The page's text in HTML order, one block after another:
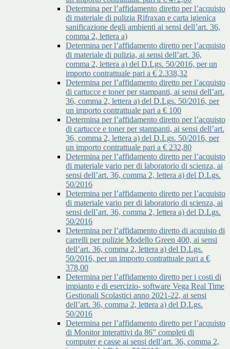
Determina per l’affidamento diretto per l’acquisto
di materiale di pulizia Rifraxan e carta igienica
sanificazione degli ambienti ai sensi dell’art. 36,
comma 2, lettera a)
Determina per l’affidamento diretto per l’acquisto
di materiale di pulizia, ai sensi dell’art. 36,
comma 2, lettera a) del D.Lgs. 50/2016, per un
importo contrattuale pari a € 2.338,32
Determina per l’affidamento diretto per l’acquisto
di cartucce e toner per stampanti, ai sensi dell’art.
36, comma 2, lettera a) del D.Lgs. 50/2016, per
un importo contrattuale pari a € 100
Determina per l’affidamento diretto per l’acquisto
di cartucce e toner per stampanti, ai sensi dell’art.
36, comma 2, lettera a) del D.Lgs. 50/2016, per
un importo contrattuale pari a € 232,80
Determina per l’affidamento diretto per l’acquisto
di materiale vario per di laboratorio di scienza, ai
sensi dell’art. 36, comma 2, lettera a) del D.Lgs.
50/2016
Determina per l’affidamento diretto per l’acquisto
di materiale vario per di laboratorio di scienza, ai
sensi dell’art. 36, comma 2, lettera a) del D.Lgs.
50/2016
Determina per l’affidamento diretto di acquisto di
carrelli per pulizie Modello Green 400, ai sensi
dell’art. 36, comma 2, lettera a) del D.Lgs.
50/2016, per un importo contrattuale pari a €
378,00
Determina per l’affidamento diretto per i costi di
impianto e di esercizio- software Vega Real Time
Gestionali Scolastici anno 2021-22, ai sensi
dell’art. 36, comma 2, lettera a) del D.Lgs.
50/2016
Determina per l’affidamento diretto per l’acquisto
di Monitor interattivi da 86” completi di
computer e casse ai sensi dell’art. 36, comma 2,